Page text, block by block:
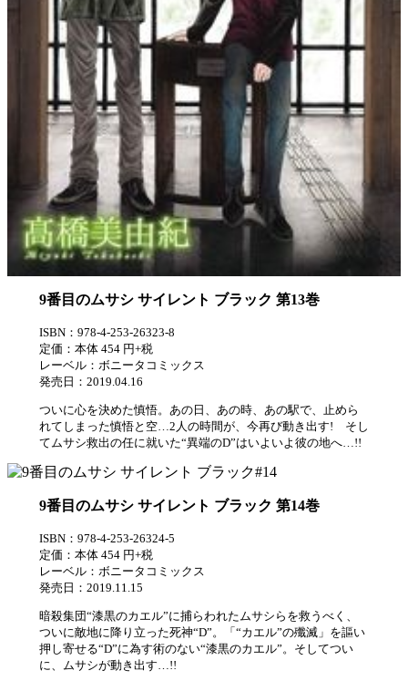
9番目のムサシ サイレント ブラック 第13巻
ISBN：978-4-253-26323-8
定価：本体 454 円+税
レーベル：ボニータコミックス
発売日：2019.04.16
ついに心を決めた慎悟。あの日、あの時、あの駅で、止めら
れてしまった慎悟と空…2人の時間が、今再び動き出す! そし
てムサシ救出の任に就いた“異端のD”はいよいよ彼の地へ…!!
9番目のムサシ サイレント ブラック 第14巻
ISBN：978-4-253-26324-5
定価：本体 454 円+税
レーベル：ボニータコミックス
発売日：2019.11.15
暗殺集団“漆黒のカエル”に捕らわれたムサシらを救うべく、
ついに敵地に降り立った死神“D”。「“カエル”の殲滅」を謳い
押し寄せる“D”に為す術のない“漆黒のカエル”。そしてつい
に、ムサシが動き出す…!!